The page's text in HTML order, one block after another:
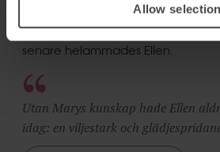
Allow selection
fast beslutna att amma henne.
sväljsvårigheterna tränades bort
senare helammades Ellen.
Utan Marys kunskap hade Ellen
idag: en viljestark och